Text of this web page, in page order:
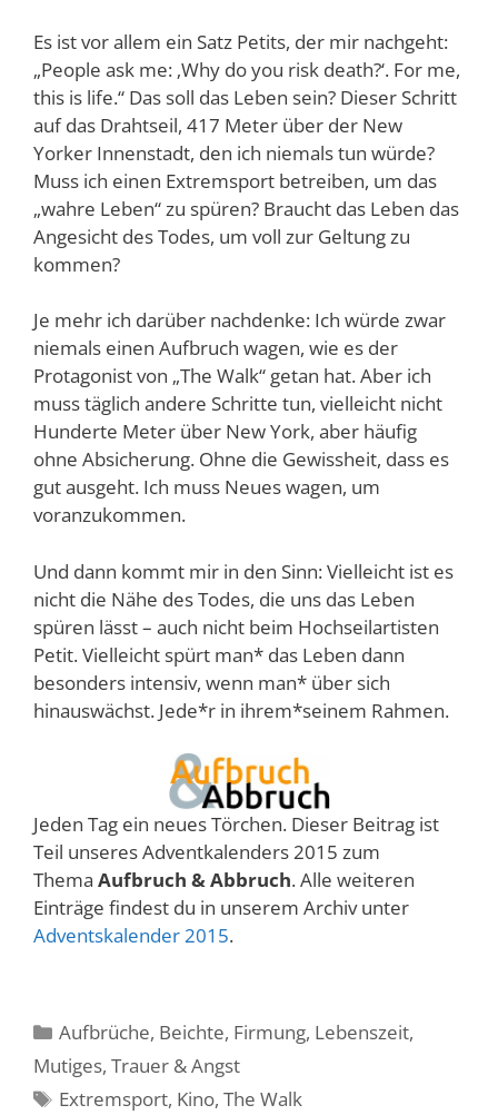
Es ist vor allem ein Satz Petits, der mir nachgeht:
„People ask me: ‚Why do you risk death?‘. For me,
this is life.“ Das soll das Leben sein? Dieser Schritt
auf das Drahtseil, 417 Meter über der New
Yorker Innenstadt, den ich niemals tun würde?
Muss ich einen Extremsport betreiben, um das
„wahre Leben“ zu spüren? Braucht das Leben das
Angesicht des Todes, um voll zur Geltung zu
kommen?
Je mehr ich darüber nachdenke: Ich würde zwar
niemals einen Aufbruch wagen, wie es der
Protagonist von „The Walk“ getan hat. Aber ich
muss täglich andere Schritte tun, vielleicht nicht
Hunderte Meter über New York, aber häufig
ohne Absicherung. Ohne die Gewissheit, dass es
gut ausgeht. Ich muss Neues wagen, um
voranzukommen.
Und dann kommt mir in den Sinn: Vielleicht ist es
nicht die Nähe des Todes, die uns das Leben
spüren lässt – auch nicht beim Hochseilartisten
Petit. Vielleicht spürt man* das Leben dann
besonders intensiv, wenn man* über sich
hinauswächst. Jede*r in ihrem*seinem Rahmen.
Jeden Tag ein neues Törchen. Dieser Beitrag ist
Teil unseres Adventkalenders 2015 zum
Thema Aufbruch & Abbruch. Alle weiteren
Einträge findest du in unserem Archiv unter
Adventskalender 2015.
Kategorien
Aufbrüche, Beichte, Firmung, Lebenszeit,
Mutiges, Trauer & Angst
Schlagwörter
Extremsport, Kino,The Walk